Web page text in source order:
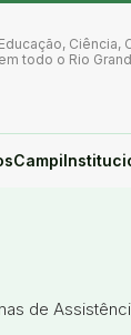
Educação, Ciência,
em todo o Rio
Campi
de